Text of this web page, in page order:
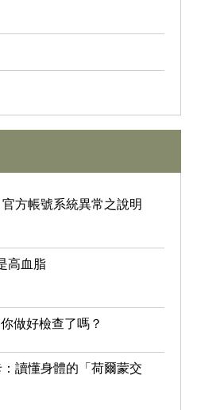
方帳號系統異常之說明
高血脂
做好檢查了嗎？
讀懂身體的「荷爾蒙交